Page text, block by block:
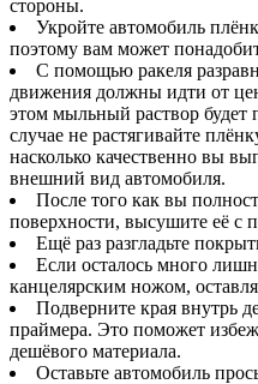
стороны.
Укройте автомобиль
поэтому вам может
С помощью ракеля
движения должны идти от
этом мыльный раствор
случае не растягивайте
насколько качественно вы
внешний вид автомобиля.
После того как вы
поверхности, высушите её с
Ещё раз разгладьте
Если осталось много
канцелярским ножом,
Подверните края внутрь
праймера. Это поможет
дешёвого материала.
Оставьте автомобиль